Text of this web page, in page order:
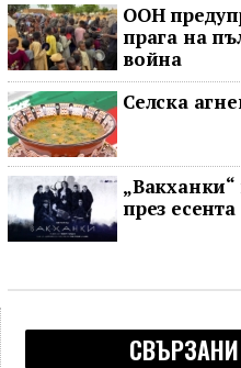
ООН
прага на
война
Селска
през есента